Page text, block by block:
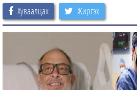
Хуваалцах Жиргэх